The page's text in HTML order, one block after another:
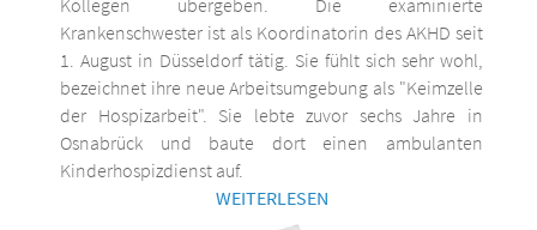
Krankenschwester ist als Koordinatorin des AKHD seit
1. August in Düsseldorf tätig. Sie fühlt sich sehr wohl,
bezeichnet ihre neue Arbeitsumgebung als "Keimzelle
der Hospizarbeit". Sie lebte zuvor sechs Jahre in
Osnabrück und baute dort einen ambulanten
Kinderhospizdienst auf.
WEITERLESEN